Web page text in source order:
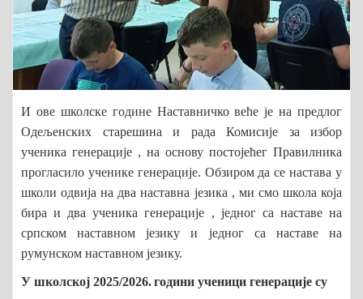
И ове школске године Наставничко веће јена предлог
Одељенских старешина и рада Комисије за избор
ученика генерације , на основу постојећег Правилника
прогласило ученикегенерације. Обзиром да се настава у
школи одвија на два наставна језика , ми смо школа која
бира и два ученика генерације , једног са наставе на
српском наставном језику и једног са наставе на
румунском наставном језику.
У школској 2025/2026.години ученици генерације су